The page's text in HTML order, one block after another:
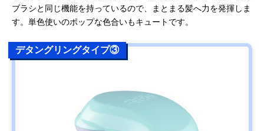
ブラシと同じ機能を持っているので、まとまる髪へ力を発揮しま
す。単色使いのポップな色合いもキュートです。
デタングリングタイプ③